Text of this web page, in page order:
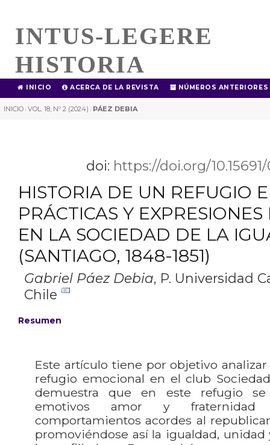
INTUS-LEGERE
HISTORIA
INICIO ACERCA DE LA REVISTA NÚMEROS ANTERIORES
INICIO | VOL. 18, Nº 2 (2024) | PÁEZ DEBIA
doi: https://doi.org/
HISTORIA DE UN REFUGIO
PRÁCTICAS Y
EN LA SOCIEDAD DE LA
(SANTIAGO, 1848-1851)
Gabriel Páez Debia, P. Universidad
Chile
Resumen
Este artículo tiene por objetivo
refugio emocional en el club
demuestra que en este refugio
emotivos amor y fraternidad
comportamientos acordes al
promoviéndose así la igualdad,